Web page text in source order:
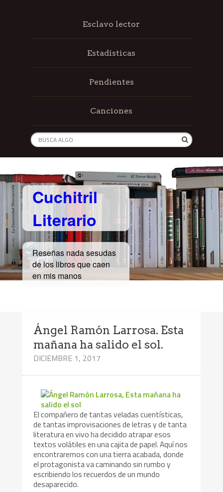
Esclavo lector
Estadísticas
Pendientes
Canciones
Cuchitril
Literario
Reseñas nada sesudas
de los libros que caen
en mis manos
Ángel Ramón Larrosa. Esta
mañana ha salido el sol.
DICIEMBRE 1, 2017
El compañero de tantas veladas cuentísticas,
de tantas improvisaciones de letras y de tanta
literatura en vivo ha decidido atrapar esos
textos volátiles en una cajita de papel. Aquí nos
encontraremos con una tierra acabada, donde
el protagonista va caminando sin rumbo y
escribiendo los recuerdos de un mundo
desaparecido.